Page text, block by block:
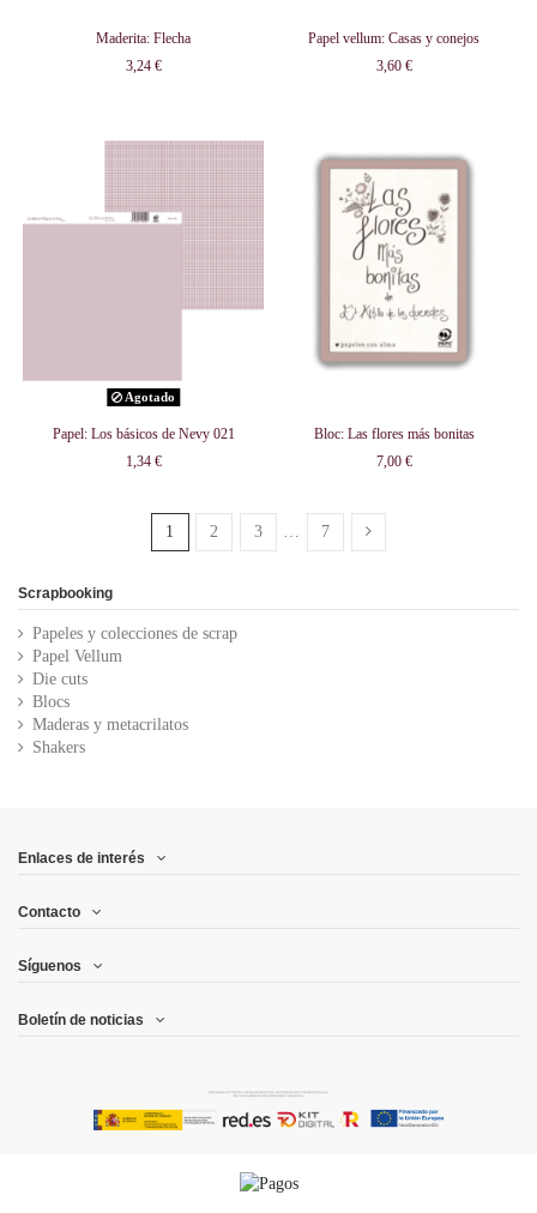
Maderita: Flecha
3,24 €
Papel vellum: Casas y conejos
3,60 €
Agotado
Papel: Los básicos de Nevy 021
1,34 €
Bloc: Las flores más bonitas
7,00 €
1 2 3 … 7
Scrapbooking
Papeles y colecciones de scrap
Papel Vellum
Die cuts
Blocs
Maderas y metacrilatos
Shakers
Enlaces de interés
Contacto
Síguenos
Boletín de noticias